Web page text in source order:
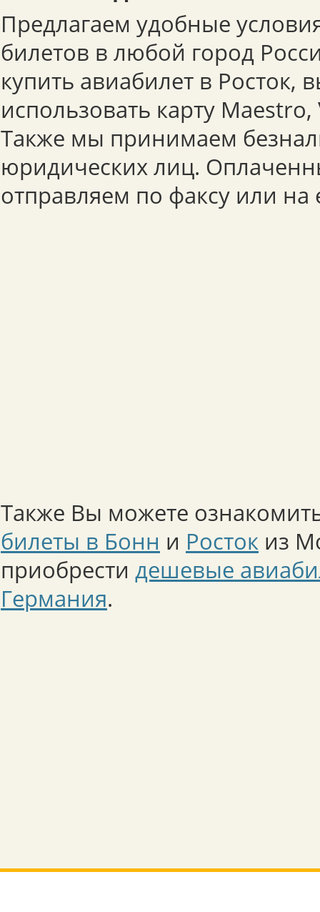
Предлагаем удобные
билетов в любой город
купить авиабилет в Росток,
использовать карту
Также мы принимаем
юридических лиц.
отправляем по факсу или на
Также Вы можете
билеты в Бонн и Росток из
приобрести дешевые
Германия.